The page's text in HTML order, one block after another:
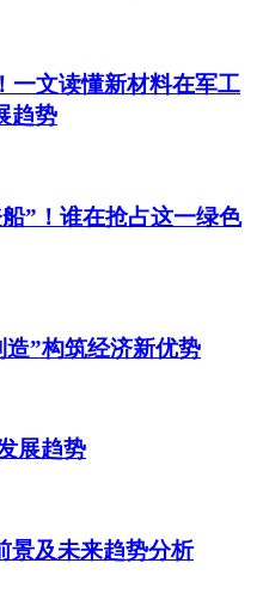
一文读懂新材料在军工
趋势
”！谁在抢占这一绿色
”构筑经济新优势
展趋势
景及未来趋势分析